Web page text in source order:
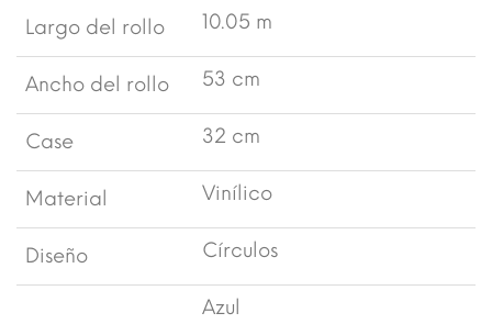
Largo del rollo 10.05 m
Ancho del rollo 53 cm
Case 32 cm
Material Vinílico
Diseño Círculos
Azul